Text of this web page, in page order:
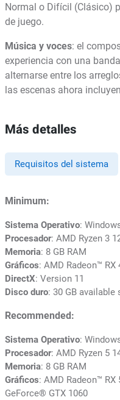
Normal o Difícil (Clásico)
de juego.
Música y voces: el
experiencia con una
alternarse entre los
las escenas ahora
Más detalles
Requisitos del sistema
Minimum:
Sistema Operativo:
Procesador: AMD Ryzen 3
Memoria: 8 GB RAM
Gráficos: AMD Radeon™
DirectX: Version 11
Disco duro: 30 GB available
Recommended:
Sistema Operativo:
Procesador: AMD Ryzen 5
Memoria: 8 GB RAM
Gráficos: AMD Radeon™
GeForce® GTX 1060